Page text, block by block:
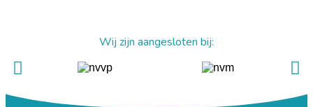
Wij zijn aangesloten bij: